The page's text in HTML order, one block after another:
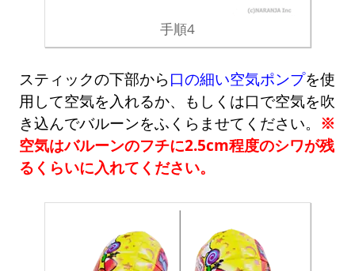
手順4
スティックの下部から 口の細い空気ポンプを使
用して空気を入れるか、もしくは口で空気を吹
き込んでバルーンをふくらませてください。 ※
空気はバルーンのフチに2.5cm程度のシワが残
るくらいに入れてください。